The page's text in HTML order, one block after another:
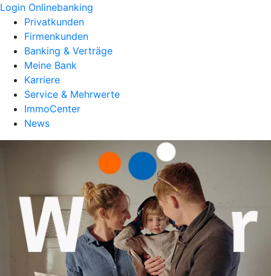
Login Onlinebanking
Privatkunden
Firmenkunden
Banking & Verträge
Meine Bank
Karriere
Service & Mehrwerte
ImmoCenter
News